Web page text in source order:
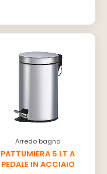
Arredo bagno
PATTUMIERA 5 LT A
PEDALE IN ACCIAIO